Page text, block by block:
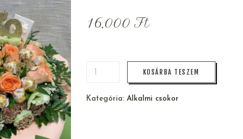
16,000 Ft
KOSÁRBA TESZEM
Kategória: Alkalmi csokor